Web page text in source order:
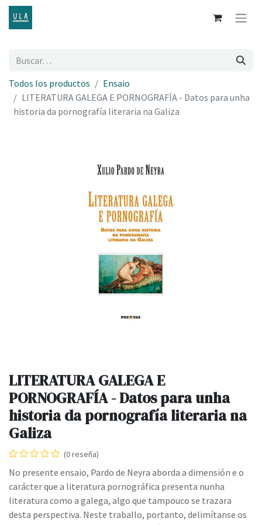
Todos los productos
Ensaio
LITERATURA GALEGA E PORNOGRAFÍA - Datos para unha
historia da pornografía literaria na Galiza
LITERATURA GALEGA E
PORNOGRAFÍA - Datos para unha
historia da pornografía literaria na
Galiza
(0 reseña)
No presente ensaio, Pardo de Neyra aborda a dimensión e o
carácter que a literatura pornográfica presenta nunha
literatura como a galega, algo que tampouco se trazara
desta perspectiva. Neste traballo, portanto, delimítanse os